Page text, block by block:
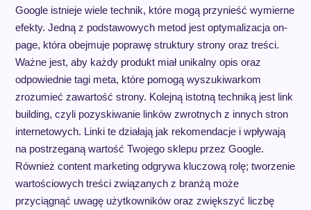
Google istnieje wiele technik, które mogą przynieść wymierne
efekty. Jedną z podstawowych metod jest optymalizacja on-
page, która obejmuje poprawę struktury strony oraz treści.
Ważne jest, aby każdy produkt miał unikalny opis oraz
odpowiednie tagi meta, które pomogą wyszukiwarkom
zrozumieć zawartość strony. Kolejną istotną techniką jest link
building, czyli pozyskiwanie linków zwrotnych z innych stron
internetowych. Linki te działają jak rekomendacje i wpływają
na postrzeganą wartość Twojego sklepu przez Google.
Również content marketing odgrywa kluczową rolę; tworzenie
wartościowych treści związanych z branżą może
przyciągnąć uwagę użytkowników oraz zwiększyć liczbę